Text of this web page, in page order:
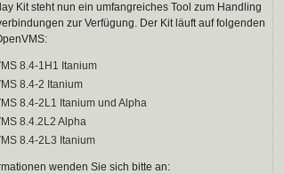
Kit steht nun ein umfangreiches Tool zum Handling
zur Verfügung. Der Kit läuft auf folgenden
8.4-1H1 Itanium
8.4-2 Itanium
8.4-2L1 Itanium und Alpha
8.4.2L2 Alpha
8.4-2L3 Itanium
wenden Sie sich bitte an: